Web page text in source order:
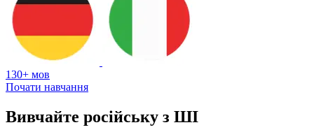
130+ мов
Почати навчання
Вивчайте російську з ШІ